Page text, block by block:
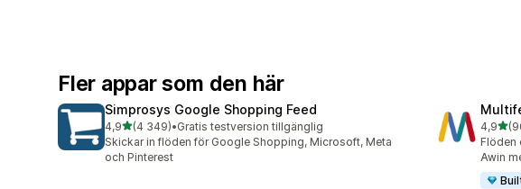
Fler appar som den här
Simprosys Google Shopping Feed
4,9av 5 stjärnor
(4 349)
4349 recensioner totalt
•Gratis testversion tillgänglig
Skickar in flöden för Google Shopping, Microsoft, Meta
och Pinterest
4,9av
965
Flöden
Awin